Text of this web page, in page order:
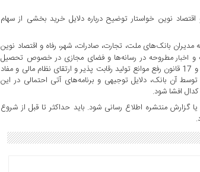
نوین خواستار توضیح درباره دلایل خرید بخشی از سهام
بانک‌های ملت، تجارت، صادرات، شهر، رفاه و اقتصاد نوین
اخبار مطروحه در رسانه‌ها و فضای مجازی در خصوص تحصیل
بخشی از سهام باشگاه پرسپولیس با عنایت به مغایرت موضوع با مفاد مواد 16 و 17 قانون رفع موانع تولید رقابت پذیر و ارتقای نظام مالی و مفاد
آن بانک، دلایل توجیهی و برنامه‌های آتی احتمالی در این
افشا شود.
منتشره اطلاع رسانی شود. باید حداکثر تا قبل از شروع